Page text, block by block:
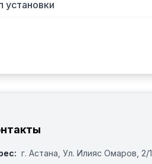
установки
г. Астана, ​Ул. Илияс Омаров, 2/1